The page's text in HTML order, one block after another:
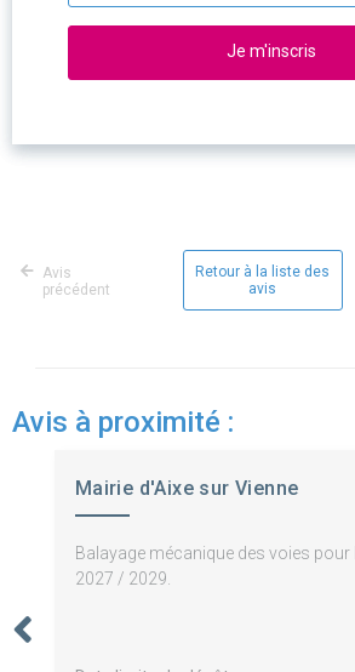
Je m'inscris
Avis
précédent
Retour à la liste des
avis
Avis à proximité :
Mairie d'Aixe sur Vienne
Balayage mécanique des voies pour
2027 / 2029.